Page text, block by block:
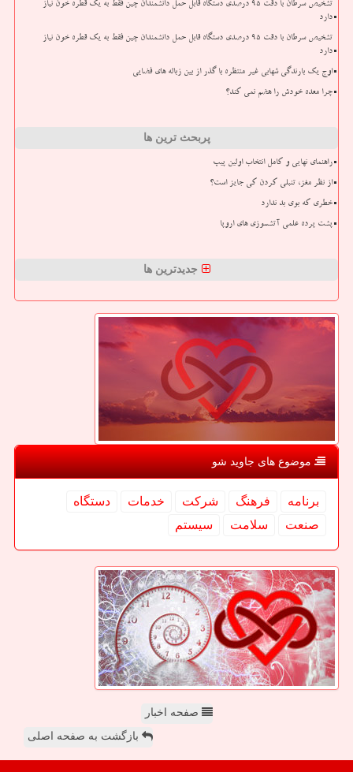
تشخیص سرطان با دقت ۹۵ درصدی دستگاه قابل حمل دانشمندان چین فقط به یک قطره خون نیاز
دارد
تشخیص سرطان با دقت ۹۵ درصدی دستگاه قابل حمل دانشمندان چین فقط به یک قطره خون نیاز
دارد
اوج یک بارندگی شهابی غیر منتظره با گذر از بین زباله های فضایی
چرا معده خودش را هضم نمی کند؟
پربحث ترین ها
راهنمای نهایی و کامل انتخاب اولین پیپ
از نظر مغز، تنبلی کردن کی جایز است؟
خطری که بوی بد ندارد
پشت پرده علمی آتشسوزی های اروپا
جدیدترین ها
موضوع های جاوید شو
برنامه فرهنگ شركت خدمات
دستگاه
صنعت
سلامت سیستم
صفحه اخبار
بازگشت به صفحه اصلی